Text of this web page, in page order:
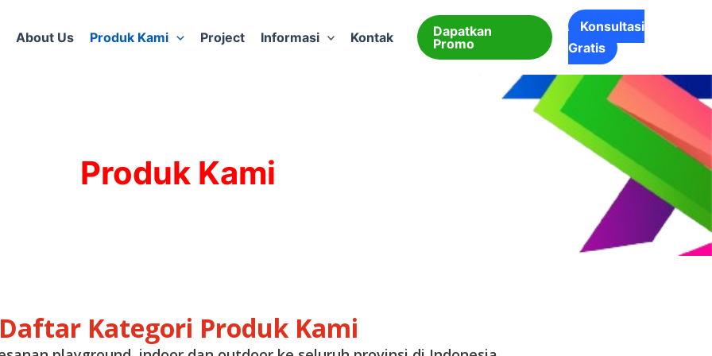
About Us Produk Kami Project Informasi Kontak
Dapatkan
Promo
Konsultasi
Gratis
Produk Kami
Daftar Kategori Produk Kami